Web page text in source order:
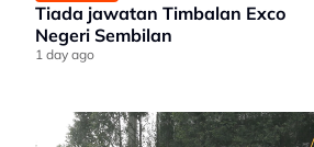
Tiada jawatan Timbalan Exco
Negeri Sembilan
1 day ago